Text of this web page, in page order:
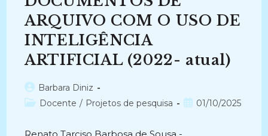
(2020-
ARQUIVO COM O USO DE
INTELIGÊNCIA
ARTIFICIAL (2022- atual)
Autor
do
Barbara Diniz
Categoria
Docente / Projetos de pesquisa
Post01/10/2025